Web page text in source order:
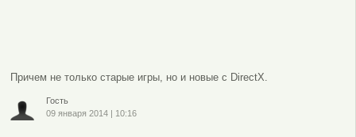
Причем не только старые игры, но и новые с DirectX.
Гость
09 января 2014| 10:16